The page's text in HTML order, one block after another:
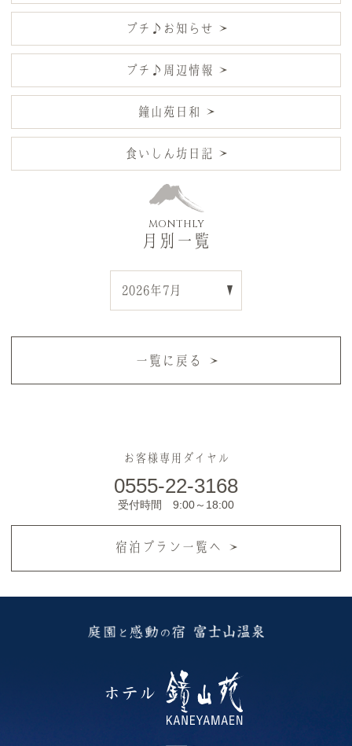
プチ♪お知らせ
プチ♪周辺情報
鐘山苑日和
食いしん坊日記
MONTHLY
月別一覧
一覧に戻る
お客様専用ダイヤル
0555-22-3168
受付時間 9:00～18:00
宿泊プラン一覧へ